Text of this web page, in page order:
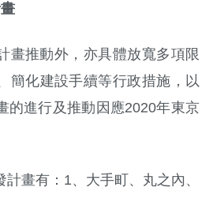
畫推動外 ， 亦具體放寬多項限
簡化建設手續等行政措施 ， 以
的進行及推動因應2020年東京
計畫有 ： 1、 大手町 、 丸之內、